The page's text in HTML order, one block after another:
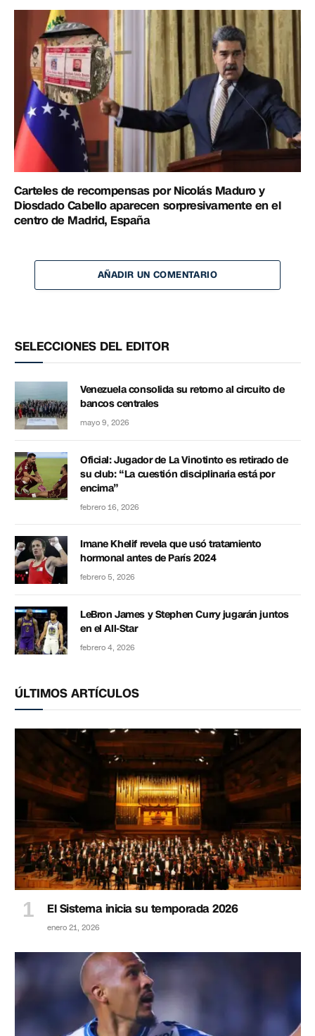
Carteles de recompensas por Nicolás Maduro y
Diosdado Cabello aparecen sorpresivamente en el
centro de Madrid, España
AÑADIR UN COMENTARIO
SELECCIONES DEL EDITOR
Venezuela consolida su retorno al circuito de
bancos centrales
mayo 9, 2026
Oficial: Jugador de La Vinotinto es retirado de
su club: “La cuestión disciplinaria está por
encima”
febrero 16, 2026
Imane Khelif revela que usó tratamiento
hormonal antes de París 2024
febrero 5, 2026
LeBron James y Stephen Curry jugarán juntos
en el All-Star
febrero 4, 2026
ÚLTIMOS ARTÍCULOS
El Sistema inicia su temporada 2026
enero 21, 2026